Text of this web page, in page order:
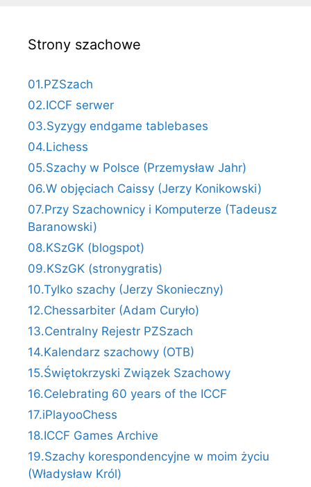
Strony szachowe
01.PZSzach
02.ICCF serwer
03.Syzygy endgame tablebases
04.Lichess
05.Szachy w Polsce (Przemysław Jahr)
06.W objęciach Caissy (Jerzy Konikowski)
07.Przy Szachownicy i Komputerze (Tadeusz
Baranowski)
08.KSzGK (blogspot)
09.KSzGK (stronygratis)
10.Tylko szachy (Jerzy Skonieczny)
12.Chessarbiter (Adam Curyło)
13.Centralny Rejestr PZSzach
14.Kalendarz szachowy (OTB)
15.Świętokrzyski Związek Szachowy
16.Celebrating 60 years of the ICCF
17.iPlayooChess
18.ICCF Games Archive
19.Szachy korespondencyjne w moim życiu
(Władysław Król)